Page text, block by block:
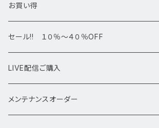
デザインブレス
高級・高品質ブレスレット
サイズ
13㎜以上
ポイント・タワー・タンブル
スフィア 丸玉
置物
原石・クラスター
お買い得
セール!! １０％～４０％OFF
LIVE配信ご購入
メンテナンスオーダー